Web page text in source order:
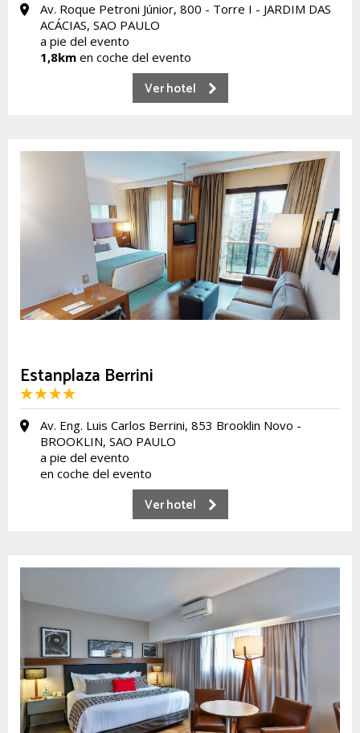
Av. Roque Petroni Júnior, 800 - Torre I - JARDIM DAS
ACÁCIAS, SAO PAULO
a pie del evento
1,8km en coche del evento
Ver hotel
Estanplaza Berrini
Av. Eng. Luis Carlos Berrini, 853 Brooklin Novo -
BROOKLIN, SAO PAULO
a pie del evento
en coche del evento
Ver hotel